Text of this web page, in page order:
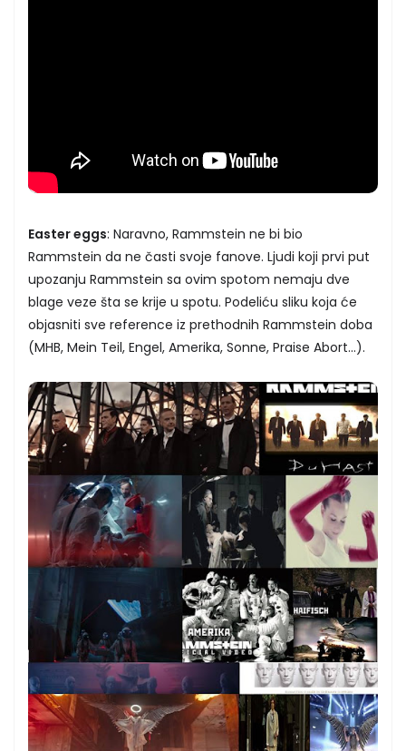
Easter eggs: Naravno, Rammstein ne bi bio
Rammstein da ne časti svoje fanove. Ljudi koji prvi put
upozanju Rammstein sa ovim spotom nemaju dve
blage veze šta se krije u spotu. Podeliću sliku koja će
objasniti sve reference iz prethodnih Rammstein doba
(MHB, Mein Teil, Engel, Amerika, Sonne, Praise Abort...).